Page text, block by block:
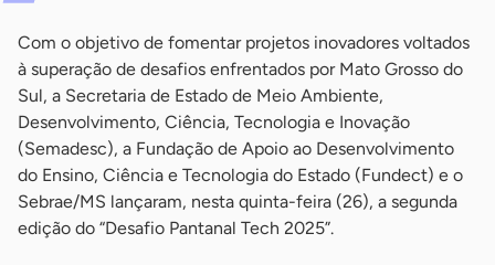
Com o objetivo de fomentar projetos inovadores voltados
à superação de desafios enfrentados por Mato Grosso do
Sul, a Secretaria de Estado de Meio Ambiente,
Desenvolvimento, Ciência, Tecnologia e Inovação
(Semadesc), a Fundação de Apoio ao Desenvolvimento
do Ensino, Ciência e Tecnologia do Estado (Fundect) e o
Sebrae/MS lançaram, nesta quinta-feira (26), a segunda
edição do “Desafio Pantanal Tech 2025”.